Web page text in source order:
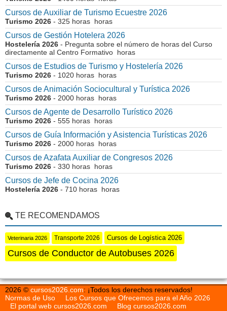
Cursos de Auxiliar de Turismo Ecuestre 2026
Turismo 2026 - 325 horas horas
Cursos de Gestión Hotelera 2026
Hostelería 2026 - Pregunta sobre el número de horas del Curso
directamente al Centro Formativo horas
Cursos de Estudios de Turismo y Hostelería 2026
Turismo 2026 - 1020 horas horas
Cursos de Animación Sociocultural y Turística 2026
Turismo 2026 - 2000 horas horas
Cursos de Agente de Desarrollo Turístico 2026
Turismo 2026 - 555 horas horas
Cursos de Guía Información y Asistencia Turísticas 2026
Turismo 2026 - 2000 horas horas
Cursos de Azafata Auxiliar de Congresos 2026
Turismo 2026 - 330 horas horas
Cursos de Jefe de Cocina 2026
Hostelería 2026 - 710 horas horas
TE RECOMENDAMOS
Veterinaria 2026 Transporte 2026 Cursos de Logística 2026
Cursos de Conductor de Autobuses 2026
2026 © cursos2026.com: ¡Todos los derechos reservados!
Normas de Uso
Los Cursos que Ofrecemos para el Año 2026
El portal web cursos2026.com
Blog cursos2026.com